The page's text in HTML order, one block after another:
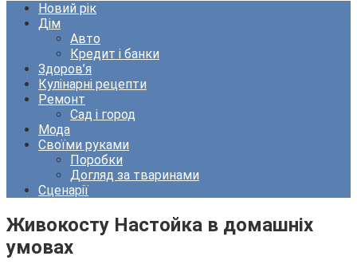
Новий рік
Дім
Авто
Кредит і банки
Здоров’я
Кулінарні рецепти
Ремонт
Сад і город
Мода
Своїми руками
Поробки
Догляд за тваринами
Сценарії
Живокосту Настойка в домашніх
умовах